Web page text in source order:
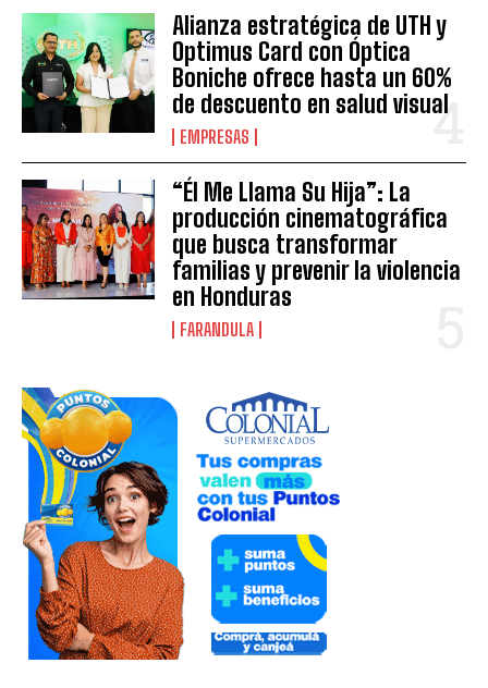
Alianza estratégica de UTH y
Optimus Card con Óptica
Boniche ofrece hasta un 60%
de descuento en salud visual
EMPRESAS
“Él Me Llama Su Hija”: La
producción cinematográfica
que busca transformar
familias y prevenir la violencia
en Honduras
FARANDULA